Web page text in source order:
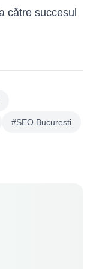
către succesul
#SEO Bucuresti